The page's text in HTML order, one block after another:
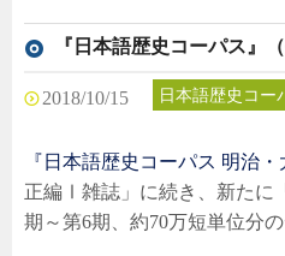
『日本語歴史コーパス』
2018/10/15 日本語歴史コー
『日本語歴史コーパス 明治
正編Ⅰ雑誌」に続き、新たに
期～第6期、約70万短単位分